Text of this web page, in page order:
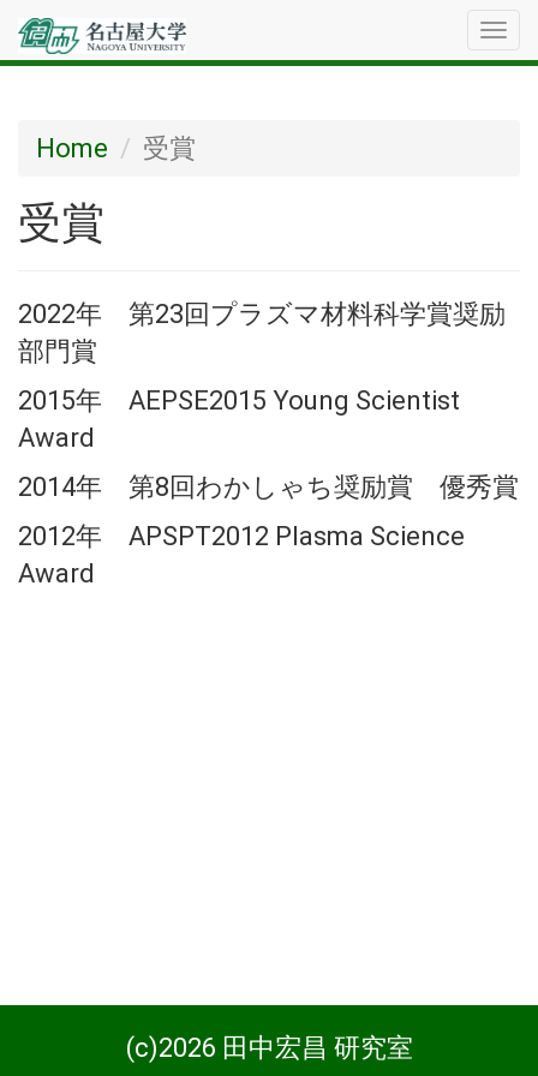
メ
ニ
Home 受賞
受賞
2022年 第23回プラズマ材料科学賞奨励
部門賞
2015年 AEPSE2015 Young Scientist
Award
2014年 第8回わかしゃち奨励賞 優秀賞
2012年 APSPT2012 Plasma Science
Award
(c)2026 田中宏昌 研究室